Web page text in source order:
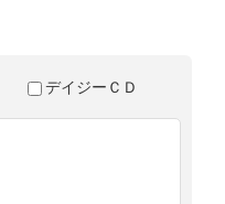
デイジーＣＤ